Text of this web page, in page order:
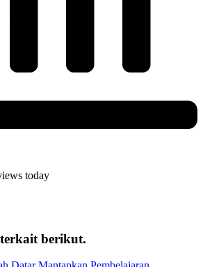
today
berikut.